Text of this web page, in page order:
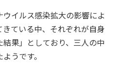
イルス感染拡大の影響によ
ている中、それぞれが自身
果」としており、三人の中
うです。